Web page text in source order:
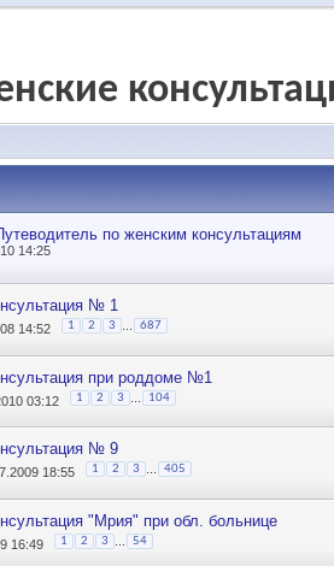
по женским консультациям
14:25
№ 1
14:52 1 2 3 687
при роддоме №1
03:12 1 2 3 104
№ 9
18:55 1 2 3 405
"Мрия" при обл. больнице
16:49 1 2 3 54